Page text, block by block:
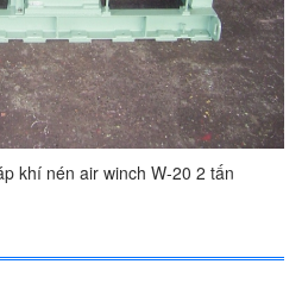
khí nén air winch W-20 2 tấn